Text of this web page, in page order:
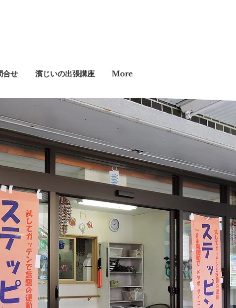
合せ 濱じいの出張講座 More